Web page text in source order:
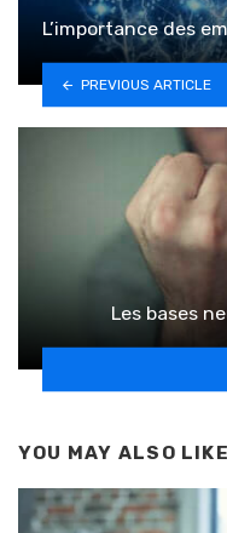
L’importance des
PREVIOUS ARTICLE
Les bases
YOU MAY ALSO LIKE